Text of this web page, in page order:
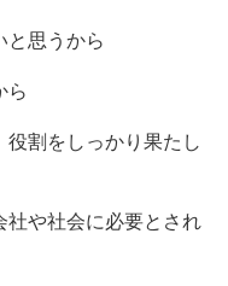
と思うから
ら
役割をしっかり果たし
社や社会に必要とされ